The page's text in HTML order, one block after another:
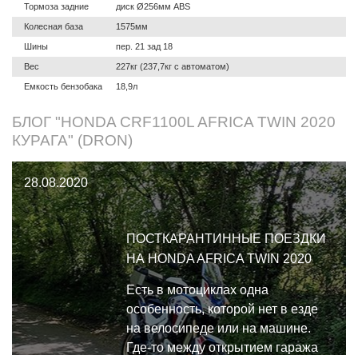
Тормоза задние
Колесная база
Шины
Вес
Емкость бензобака
диск Ø256мм ABS
1575мм
пер. 21 зад 18
227кг (237,7кг с автоматом)
18,9л
БЛОГ "HONDA CRF1100L AFRICA TWIN 2020
КУРАГА" (DRON)
28.08.2020
ПОСТКАРАНТИННЫЕ ПОЕЗДКИ
НА HONDA AFRICA TWIN 2020
Есть в мотоциклах одна
особенность, которой нет в езде
на велосипеде или на машине.
Где-то между открытием гаража